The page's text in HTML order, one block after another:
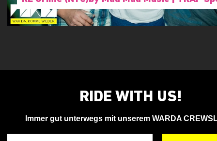
RIDE WITH US!
Immer gut unterwegs mit unserem WARDA